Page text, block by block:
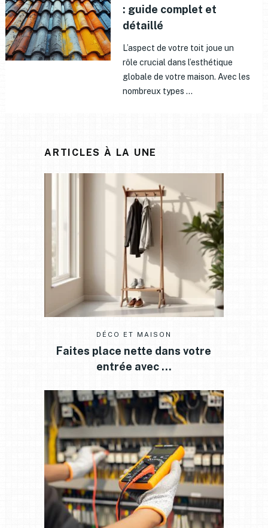
: guide complet et
détaillé
L’aspect de votre toit joue un
rôle crucial dans l’esthétique
globale de votre maison. Avec les
nombreux types …
ARTICLES À LA UNE
DÉCO ET MAISON
Faites place nette dans votre
entrée avec …